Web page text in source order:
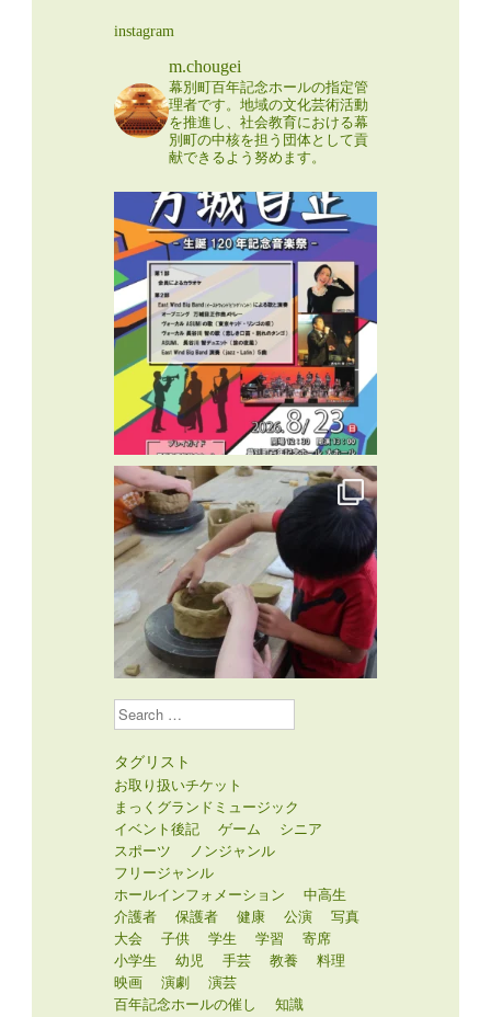
instagram
m.chougei
幕別町百年記念ホールの指定管
理者です。地域の文化芸術活動
を推進し、社会教育における幕
別町の中核を担う団体として貢
献できるよう努めます。
Search
タグリスト
お取り扱いチケット
まっくグランドミュージック
イベント後記
ゲーム
シニア
スポーツ
ノンジャンル
フリージャンル
ホールインフォメーション
中高生
介護者
保護者 健康 公演
写真
大会
子供 学生 学習
寄席
小学生
幼児 手芸 教養
料理
映画
演劇
演芸
百年記念ホールの催し
知識